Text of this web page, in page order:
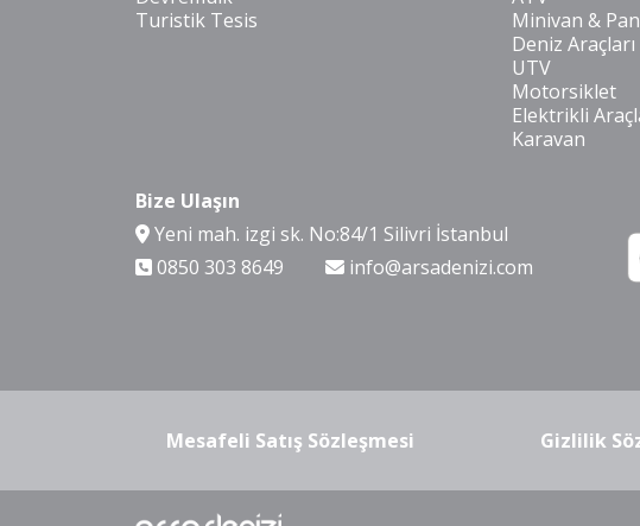
Turistik Tesis
Minivan &
Deniz Araçları
UTV
Motorsiklet
Elektrikli
Karavan
Bize Ulaşın
Yeni mah. izgi sk. No:84/1 Silivri İstanbul
0850 303 8649
info@arsadenizi.com
Mesafeli Satış Sözleşmesi Gizlilik